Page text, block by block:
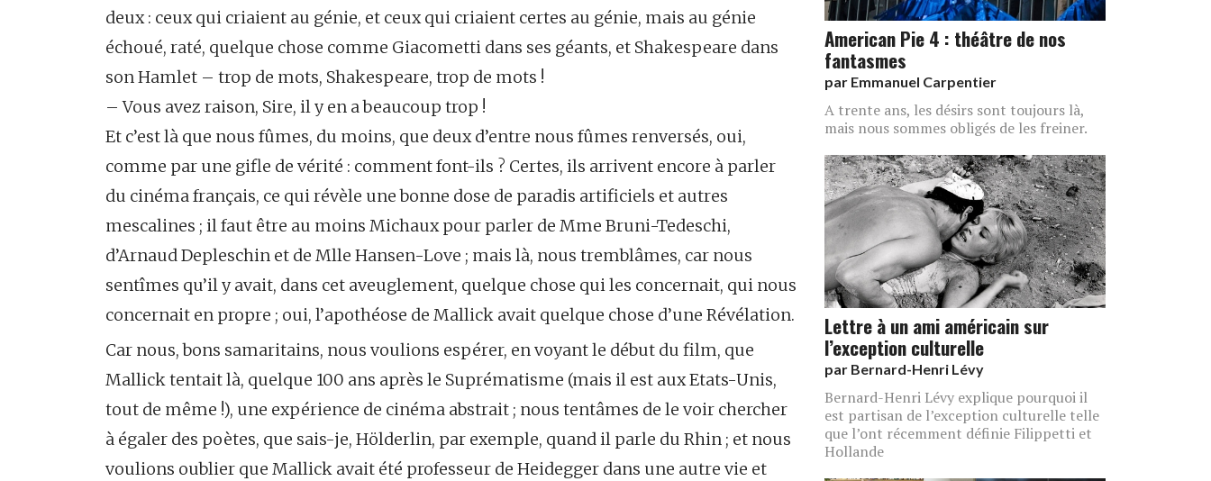
deux : ceux qui criaient au génie, et ceux qui criaient certes au génie, mais au génie
échoué, raté, quelque chose comme Giacometti dans ses géants, et Shakespeare dans
son Hamlet – trop de mots, Shakespeare, trop de mots !
– Vous avez raison, Sire, il y en a beaucoup trop !
Et c’est là que nous fûmes, du moins, que deux d’entre nous fûmes renversés, oui,
comme par une gifle de vérité : comment font-ils ? Certes, ils arrivent encore à parler
du cinéma français, ce qui révèle une bonne dose de paradis artificiels et autres
mescalines ; il faut être au moins Michaux pour parler de Mme Bruni-Tedeschi,
d’Arnaud Depleschin et de Mlle Hansen-Love ; mais là, nous tremblâmes, car nous
sentîmes qu’il y avait, dans cet aveuglement, quelque chose qui les concernait, qui nous
concernait en propre ; oui, l’apothéose de Mallick avait quelque chose d’une Révélation.
Car nous, bons samaritains, nous voulions espérer, en voyant le début du film, que
Mallick tentait là, quelque 100 ans après le Suprématisme (mais il est aux Etats-Unis,
tout de même !), une expérience de cinéma abstrait ; nous tentâmes de le voir chercher
à égaler des poètes, que sais-je, Hölderlin, par exemple, quand il parle du Rhin ; et nous
voulions oublier que Mallick avait été professeur de Heidegger dans une autre vie et
American Pie 4 : théâtre de nos
fantasmes
par Emmanuel Carpentier
A trente ans, les désirs sont toujours là,
mais nous sommes obligés de les freiner.
Lettre à un ami américain sur
l’exception culturelle
par Bernard-Henri Lévy
Bernard-Henri Lévy explique pourquoi il
est partisan de l’exception culturelle telle
que l’ont récemment définie Filippetti et
Hollande